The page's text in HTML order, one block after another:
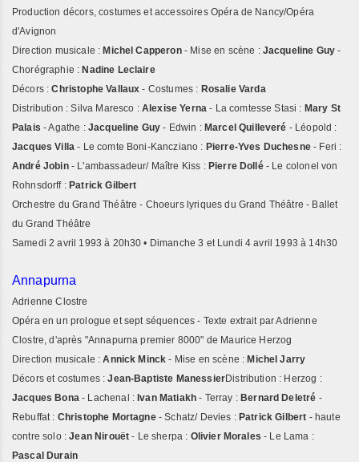
Production décors, costumes et accessoires Opéra de Nancy/Opéra
d'Avignon
Direction musicale : Michel Capperon- Mise en scène : Jacqueline Guy-
Chorégraphie : Nadine Leclaire
Décors : Christophe Vallaux - Costumes : Rosalie Varda
Distribution : Silva Maresco : Alexise Yerna - La comtesse Stasi : Mary St
Palais - Agathe : Jacqueline Guy- Edwin : Marcel Quilleveré - Léopold :
Jacques Villa - Le comte Boni-Kancziano : Pierre-Yves Duchesne- Feri :
André Jobin- L'ambassadeur/ Maître Kiss : Pierre Dollé- Le colonel von
Rohnsdorff : Patrick Gilbert
Orchestre du Grand Théâtre - Choeurs lyriques du Grand Théâtre - Ballet
du Grand Théâtre
Samedi 2 avril 1993 à 20h30 • Dimanche 3 et Lundi 4 avril 1993 à 14h30
Annapurna
Adrienne Clostre
Opéra en un prologue et sept séquences - Texte extrait par Adrienne
Clostre, d'après "Annapurna premier 8000" de Maurice Herzog
Direction musicale :Annick Minck - Mise en scène : Michel Jarry
Décors et costumes : Jean-Baptiste ManessierDistribution : Herzog :
Jacques Bona- Lachenal : Ivan Matiakh- Terray : Bernard Deletré -
Rebuffat : Christophe Mortagne- Schatz/ Devies : Patrick Gilbert - haute
contre solo :Jean Nirouët - Le sherpa : Olivier Morales- Le Lama :
Pascal Durain